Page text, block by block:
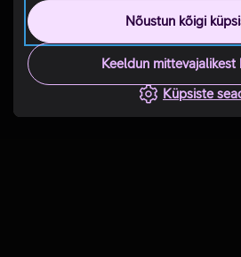
Nõustun kõigi
Keeldun mittevajalikest
Küpsiste